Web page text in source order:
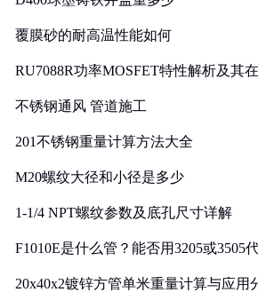
覆膜砂的耐高温性能如何
RU7088R功率MOSFET特性解析及其
不锈钢通风 管道施工
201不锈钢重量计算方法大全
M20螺纹大径和小径是多少
1-1/4 NPT螺纹参数及底孔尺寸详解
F1010E是什么管？能否用3205或3505
20x40x2镀锌方管单米重量计算与应用